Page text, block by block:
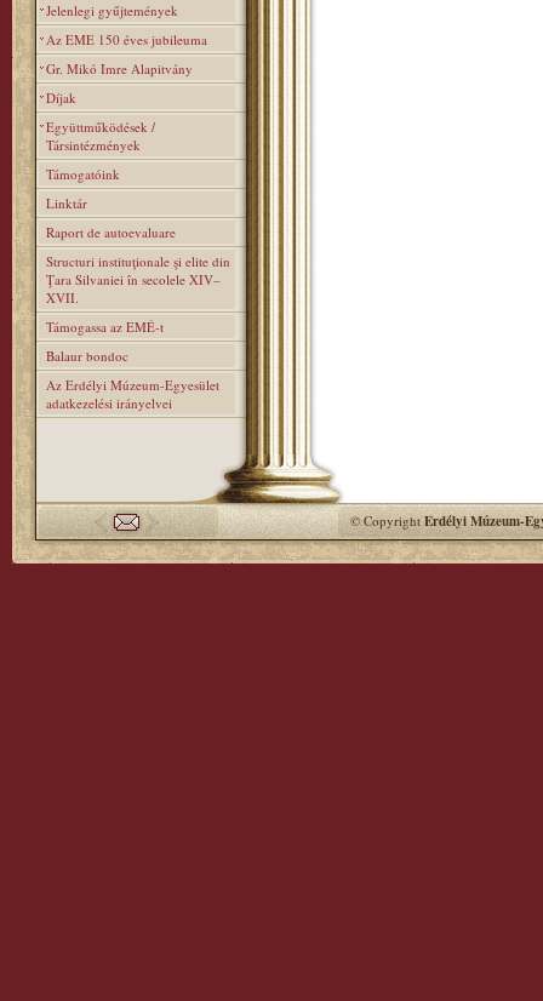
Jelenlegi gyűjtemények
Az EME 150 éves jubileuma
Gr. Mikó Imre Alapitvány
Díjak
Együttműködések /
Társintézmények
Támogatóink
Linktár
Raport de autoevaluare
Structuri instituţionale şi elite din
Ţara Silvaniei în secolele XIV–
XVII.
Támogassa az EMÉ-t
Balaur bondoc
Az Erdélyi Múzeum-Egyesület
adatkezelési irányelvei
© CopyrightErdélyi Múzeum-